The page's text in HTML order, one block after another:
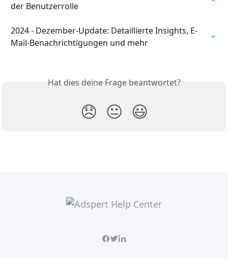
der Benutzerrolle
2024 - Dezember-Update: Detaillierte Insights, E-
Mail-Benachrichtigungen und mehr
Hat dies deine Frage beantwortet?
😞 😐 😃